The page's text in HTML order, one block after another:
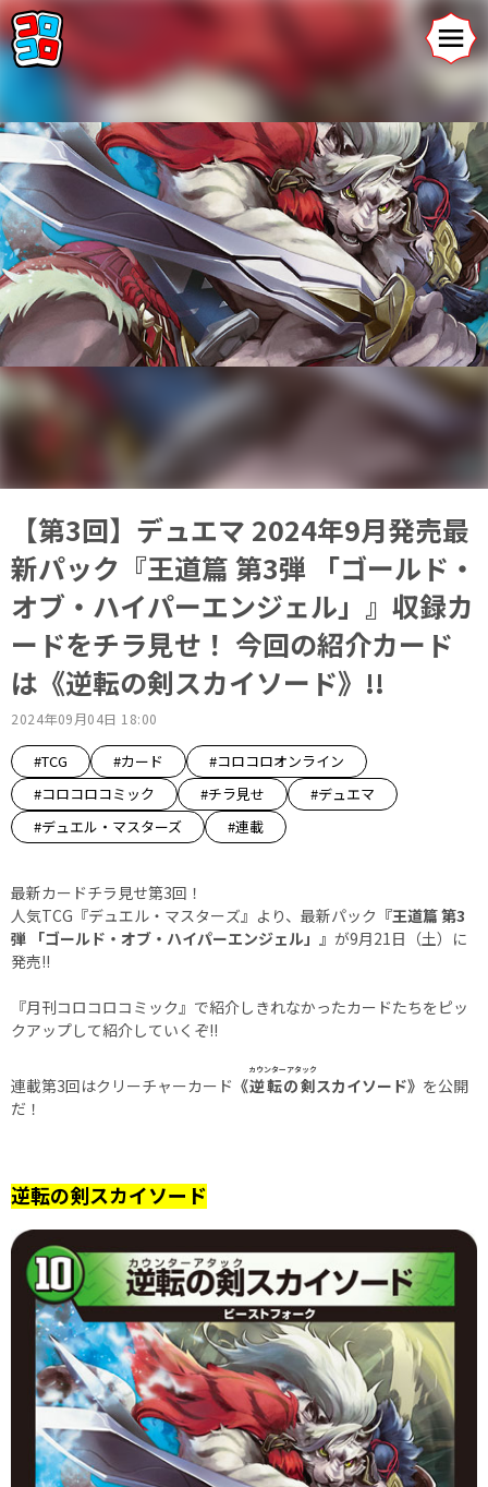
【第3回】デュエマ 2024年9月発売最
新パック『王道篇 第3弾 「ゴールド・
オブ・ハイパーエンジェル」』収録カ
ードをチラ見せ！ 今回の紹介カード
は《逆転の剣スカイソード》!!
2024年09月04日 18:00
#TCG #カード
#コロコロオンライン
#コロコロコミック
#チラ見せ
#デュエマ
#デュエル・マスターズ
#連載
最新カードチラ見せ第3回！
人気TCG『デュエル・マスターズ』より、最新パック 『王道篇 第3
弾 「ゴールド・オブ・ハイパーエンジェル」』 が9月21日（土）に
発売!!
『月刊コロコロコミック』で紹介しきれなかったカードたちをピッ
クアップして紹介していくぞ!!
連載第3回はクリーチャーカード 《逆転の剣
カウンターアタック
スカイソード》 を公開
だ！
逆転の剣スカイソード